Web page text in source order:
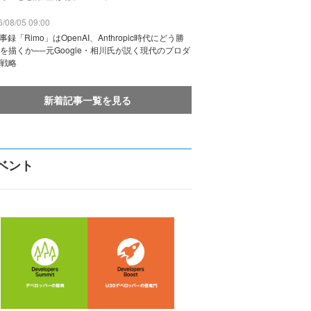
08/05 09:00
録「Rimo」はOpenAI、Anthropic時代にどう勝
描くか──元Google・相川氏が説く現代のプロダ
略
新着記事一覧を見る
ント